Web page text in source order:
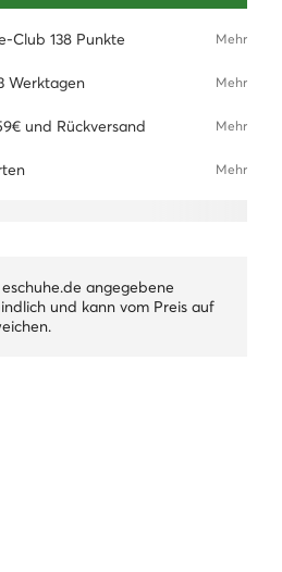
Club 138 Punkte Mehr
Werktagen Mehr
und Rückversand Mehr
Mehr
angegebene
und kann vom Preis auf